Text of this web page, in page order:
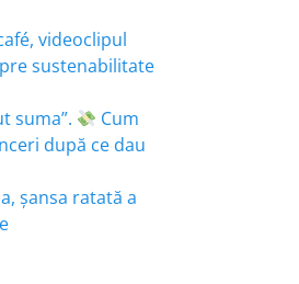
videoclipul
sustenabilitate
suma”.
Cum
după ce dau
șansa ratată a